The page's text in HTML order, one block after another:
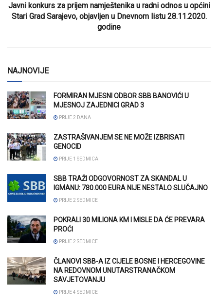
Javni konkurs za prijem namještenika u radni odnos u općini
Stari Grad Sarajevo, objavljen u Dnevnom listu 28.11.2020.
godine
NAJNOVIJE
FORMIRAN MJESNI ODBOR SBB BANOVIĆI U
MJESNOJ ZAJEDNICI GRAD 3
PRIJE 2 DANA
ZASTRAŠIVANJEM SE NE MOŽE IZBRISATI
GENOCID
PRIJE 1 SEDMICA
SBB TRAŽI ODGOVORNOST ZA SKANDAL U
IGMANU: 780.000 EURA NIJE NESTALO SLUČAJNO
PRIJE 2 SEDMICE
POKRALI 30 MILIONA KM I MISLE DA ĆE PREVARA
PROĆI
PRIJE 2 SEDMICE
ČLANOVI SBB-A IZ CIJELE BOSNE I HERCEGOVINE
NA REDOVNOM UNUTARSTRANAČKOM
SAVJETOVANJU
PRIJE 4 SEDMICE